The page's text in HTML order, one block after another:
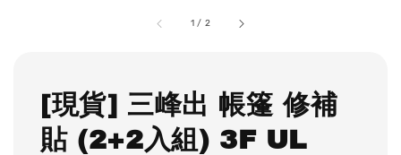
1 / 2
[現貨] 三峰出 帳篷 修補
貼 (2+2入組) 3F UL